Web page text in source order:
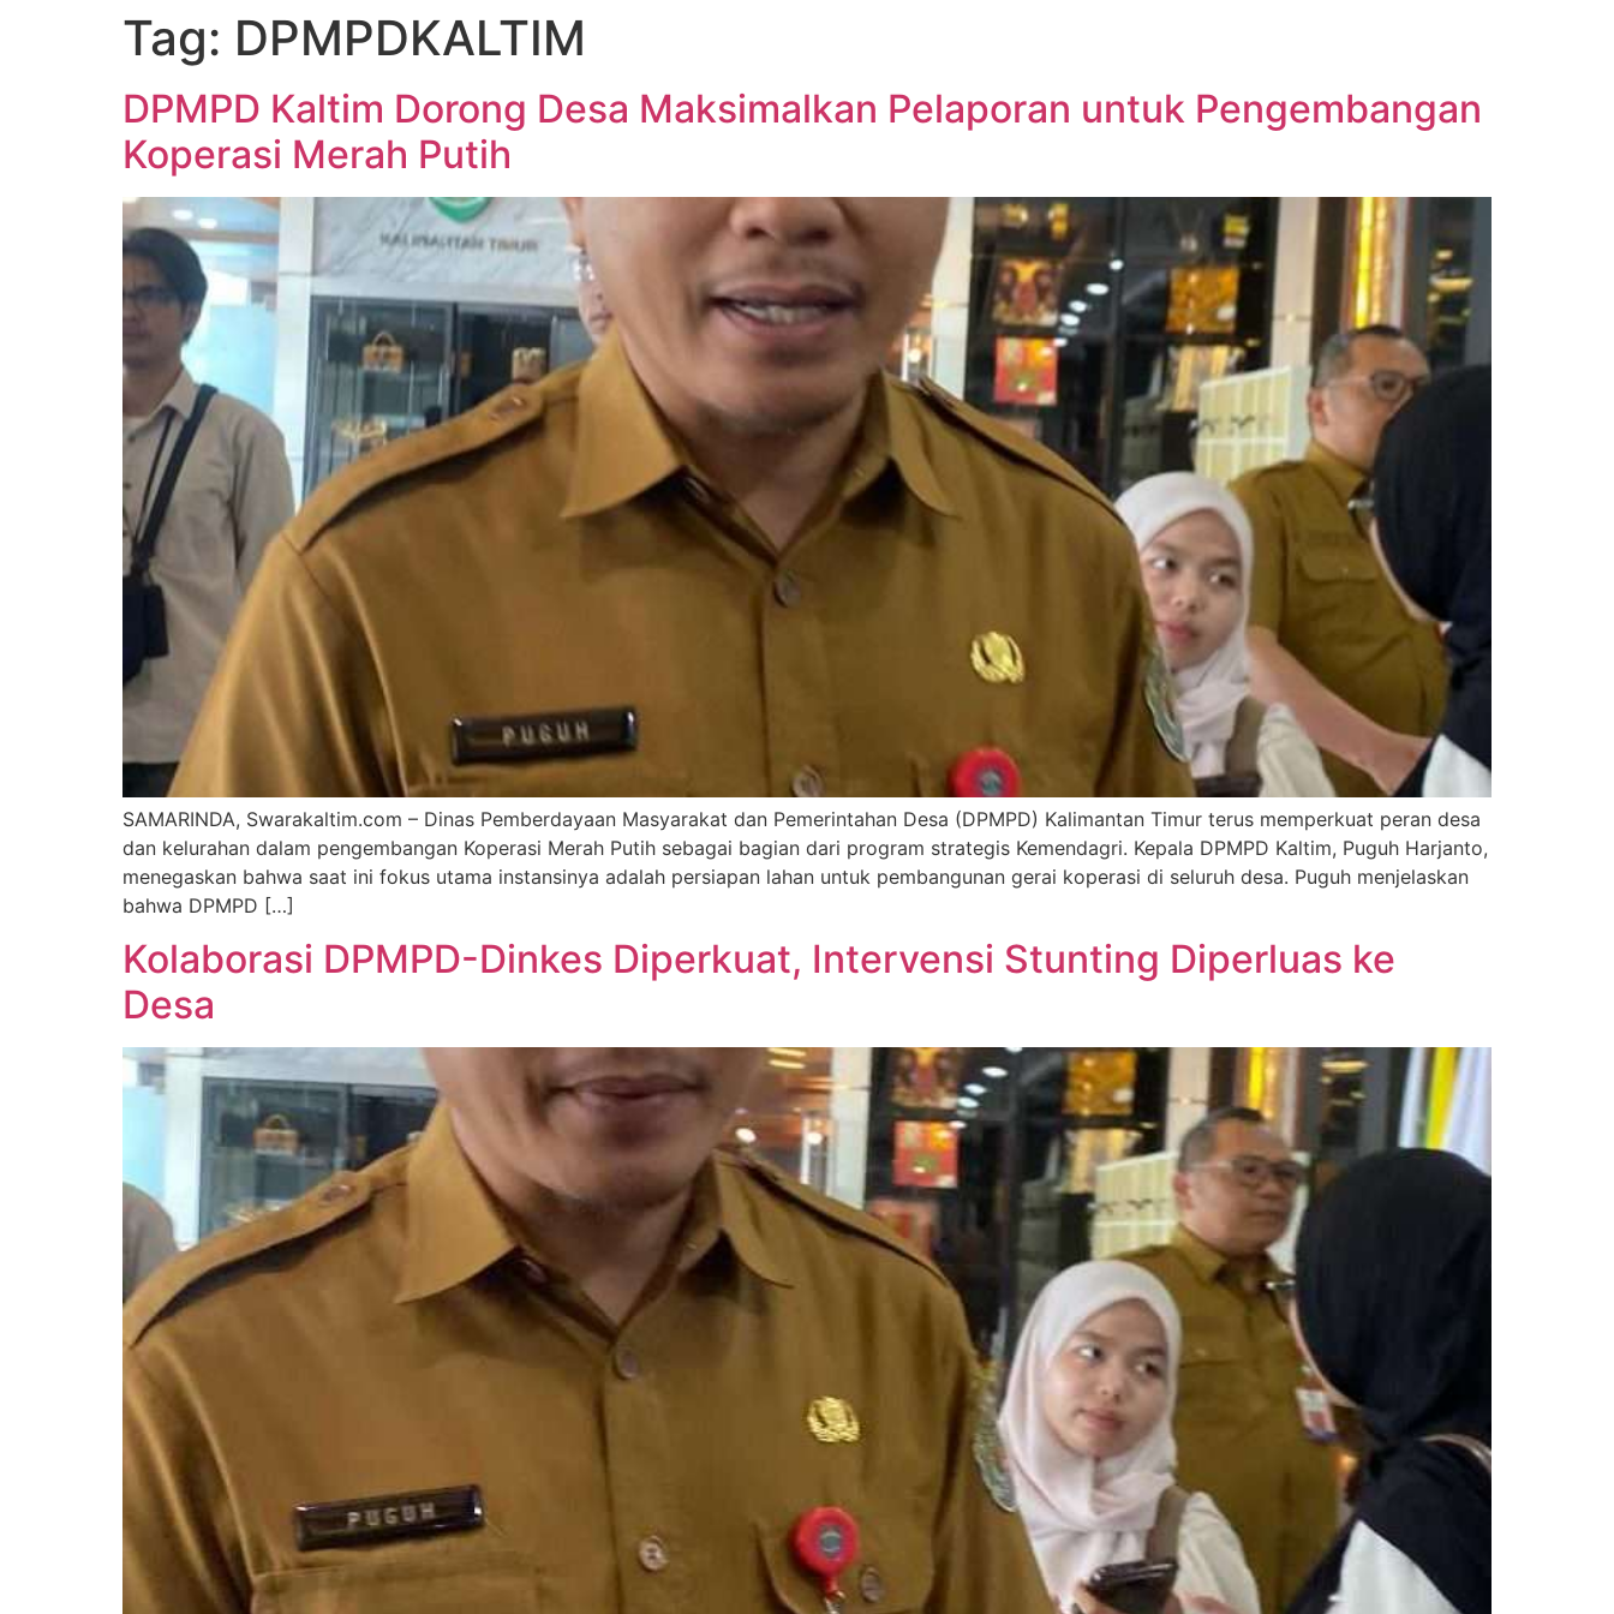
Tag: DPMPDKALTIM
DPMPD Kaltim Dorong Desa Maksimalkan Pelaporan untuk Pengembangan
Koperasi Merah Putih
SAMARINDA, Swarakaltim.com – Dinas Pemberdayaan Masyarakat dan Pemerintahan Desa (DPMPD) Kalimantan Timur terus memperkuat peran desa
dan kelurahan dalam pengembangan Koperasi Merah Putih sebagai bagian dari program strategis Kemendagri. Kepala DPMPD Kaltim, Puguh Harjanto,
menegaskan bahwa saat ini fokus utama instansinya adalah persiapan lahan untuk pembangunan gerai koperasi di seluruh desa. Puguh menjelaskan
bahwa DPMPD […]
Kolaborasi DPMPD-Dinkes Diperkuat, Intervensi Stunting Diperluas ke
Desa